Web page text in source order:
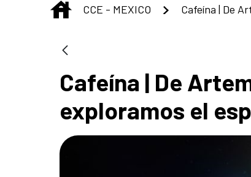
INICIO
CCE - MEXICO
Cafeína | De
exploramos el